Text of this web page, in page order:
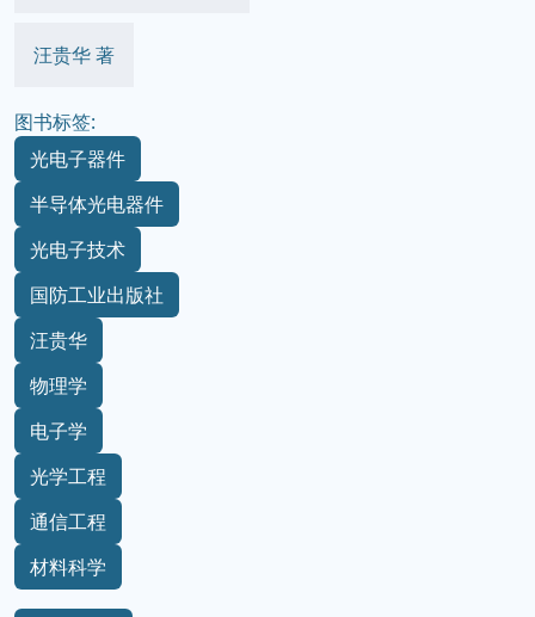
汪贵华 著
图书标签:
光电子器件
半导体光电器件
光电子技术
国防工业出版社
汪贵华
物理学
电子学
光学工程
通信工程
材料科学